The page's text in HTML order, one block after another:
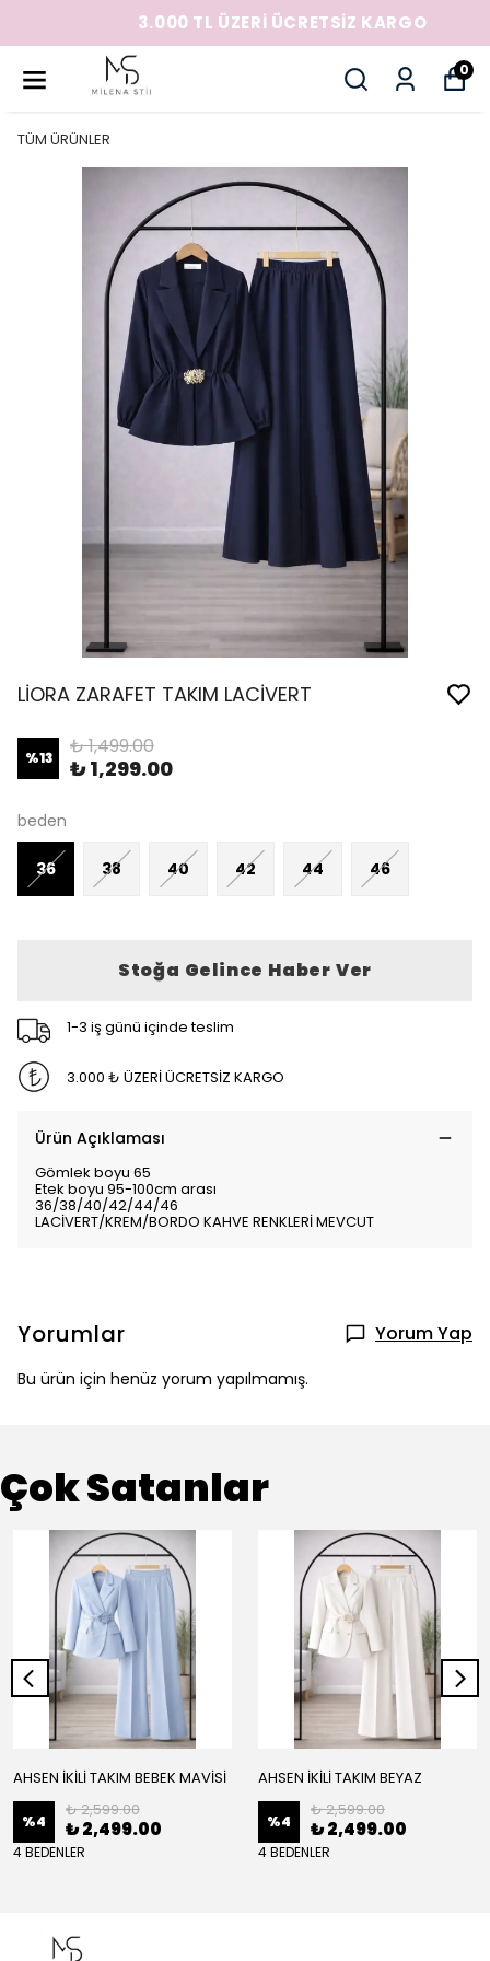
3.000 TL ÜZERİ ÜCRETSİZ KARGO
0
TÜM ÜRÜNLER
LİORA ZARAFET TAKIM LACİVERT
%13 ₺ 1,499.00
₺ 1,299.00
beden
36 38 40 42 44 46
Stoğa Gelince Haber Ver
1-3 iş günü içinde teslim
3.000 ₺ ÜZERİ ÜCRETSİZ KARGO
Ürün Açıklaması
Gömlek boyu 65
Etek boyu 95-100cm arası
36/38/40/42/44/46
LACİVERT/KREM/BORDO KAHVE RENKLERİ MEVCUT
Yorumlar Yorum Yap
Bu ürün için henüz yorum yapılmamış.
Çok Satanlar
AHSEN İKİLİ TAKIM BEBEK MAVİSİ
%4
₺ 2,599.00
₺ 2,499.00
4 BEDENLER
AHSEN İKİLİ TAKIM BEYAZ
%4
₺ 2,599.00
₺ 2,499.00
4 BEDENLER